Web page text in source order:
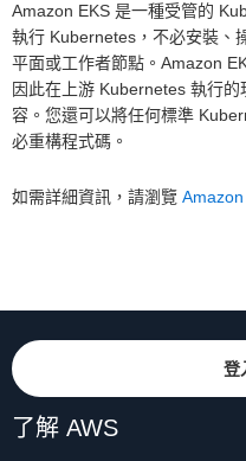
Amazon EKS 是一種受管的
執行 Kubernetes，不必安裝、
平面或工作者節點。Amazon
因此在上游 Kubernetes 執行
容。您還可以將任何標準
必重構程式碼。
如需詳細資訊，請瀏覽
登
了解 AWS